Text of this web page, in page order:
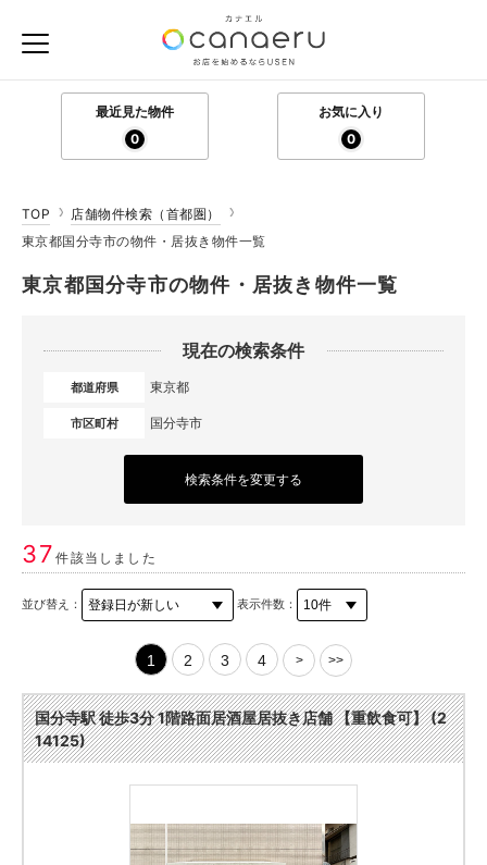
最近見た物件
0
お気に入り
0
TOP
店舗物件検索（首都圏）
東京都国分寺市の物件・居抜き物件一覧
東京都国分寺市の物件・居抜き物件一覧
現在の検索条件
都道府県 東京都
市区町村 国分寺市
検索条件を変更する
37件該当しました
並び替え： 表示件数：
1 2 3 4 > >>
国分寺駅 徒歩3分 1階路面居酒屋居抜き店舗 【重飲食可】 (2
14125)